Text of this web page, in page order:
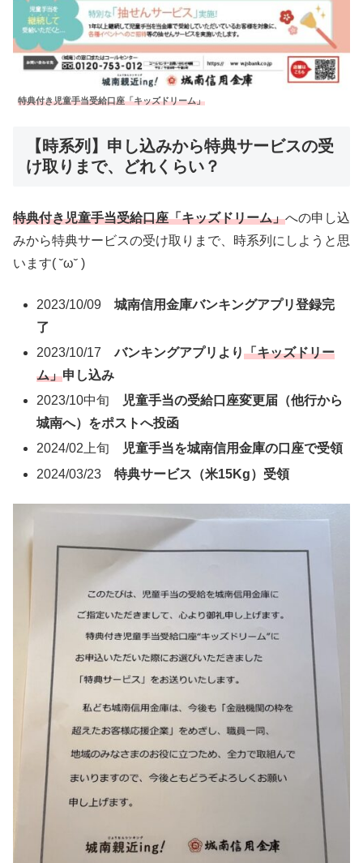
特典付き児童手当受給口座「キッズドリーム」
【時系列】申し込みから特典サービスの受
け取りまで、どれくらい？
特典付き児童手当受給口座「キッズドリーム」への申し込
みから特典サービスの受け取りまで、時系列にしようと思
います( ˘ω˘ )
2023/10/09城南信用金庫バンキングアプリ登録完
了
2023/10/17バンキングアプリより「キッズドリー
ム」申し込み
2023/10中旬
児童手当の受給口座変更届（他行から
城南へ）をポストへ投函
2024/02上旬
児童手当を城南信用金庫の口座で受領
2024/03/23特典サービス（米15Kg）受領